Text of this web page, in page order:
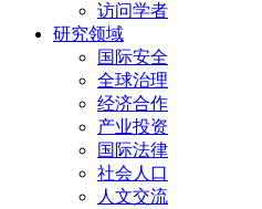
访问学者
研究领域
国际安全
全球治理
经济合作
产业投资
国际法律
社会人口
人文交流